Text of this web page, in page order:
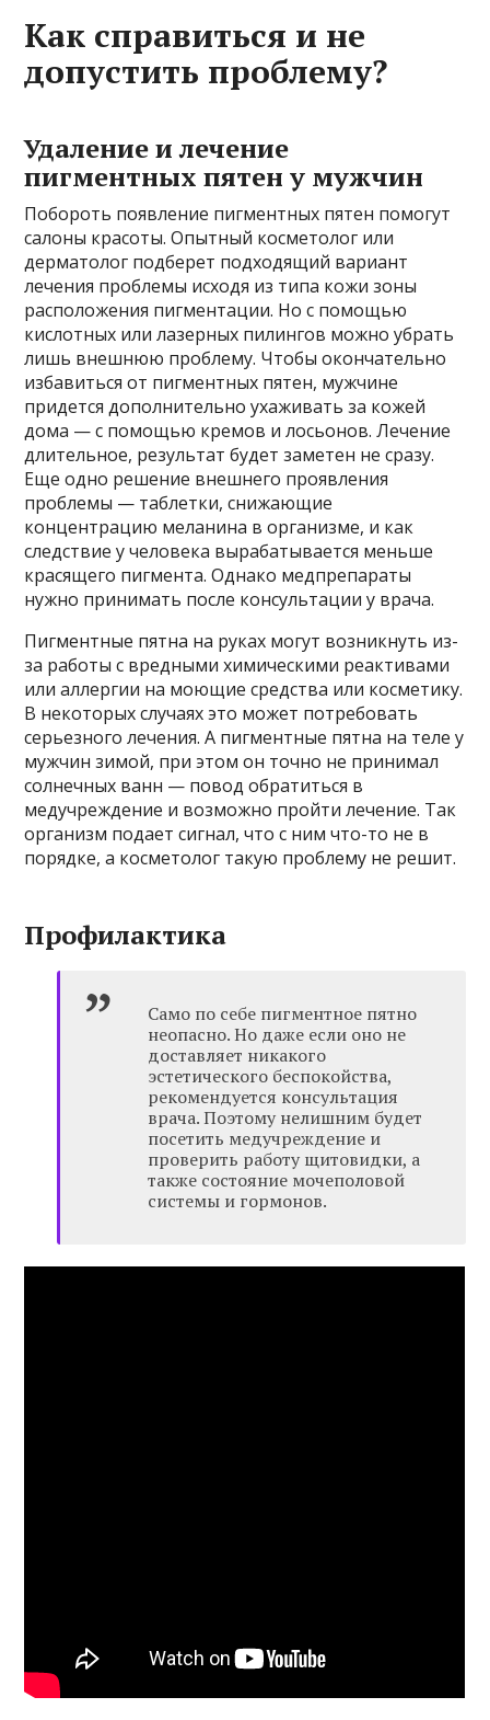
Как справиться и не
допустить проблему?
Удаление и лечение
пигментных пятен у мужчин
Побороть появление пигментных пятен помогут
салоны красоты. Опытный косметолог или
дерматолог подберет подходящий вариант
лечения проблемы исходя из типа кожи зоны
расположения пигментации. Но с помощью
кислотных или лазерных пилингов можно убрать
лишь внешнюю проблему. Чтобы окончательно
избавиться от пигментных пятен, мужчине
придется дополнительно ухаживать за кожей
дома — с помощью кремов и лосьонов. Лечение
длительное, результат будет заметен не сразу.
Еще одно решение внешнего проявления
проблемы — таблетки, снижающие
концентрацию меланина в организме, и как
следствие у человека вырабатывается меньше
красящего пигмента. Однако медпрепараты
нужно принимать после консультации у врача.
Пигментные пятна на руках могут возникнуть из-
за работы с вредными химическими реактивами
или аллергии на моющие средства или косметику.
В некоторых случаях это может потребовать
серьезного лечения. А пигментные пятна на теле у
мужчин зимой, при этом он точно не принимал
солнечных ванн — повод обратиться в
медучреждение и возможно пройти лечение. Так
организм подает сигнал, что с ним что-то не в
порядке, а косметолог такую проблему не решит.
Профилактика
Само по себе пигментное пятно
неопасно. Но даже если оно не
доставляет никакого
эстетического беспокойства,
рекомендуется консультация
врача. Поэтому нелишним будет
посетить медучреждение и
проверить работу щитовидки, а
также состояние мочеполовой
системы и гормонов.